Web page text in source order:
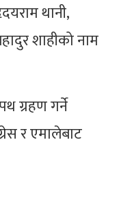
थानी,
शाहीको नाम
ग्रहण गर्ने
र एमालेबाट